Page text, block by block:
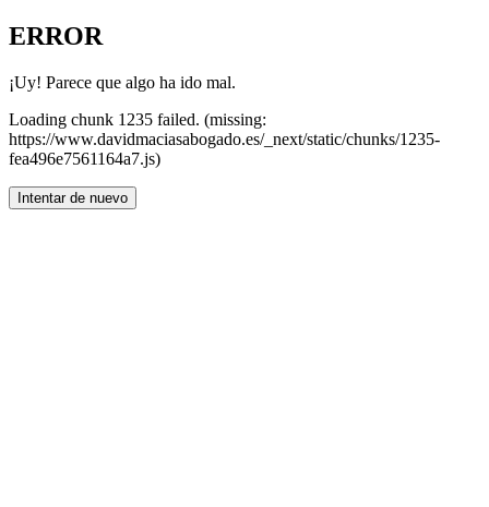
ERROR
¡Uy! Parece que algo ha ido mal.
Loading chunk 1235 failed. (missing:
https://www.davidmaciasabogado.es/_next/static/chunks/1235-
fea496e7561164a7.js)
Intentar de nuevo